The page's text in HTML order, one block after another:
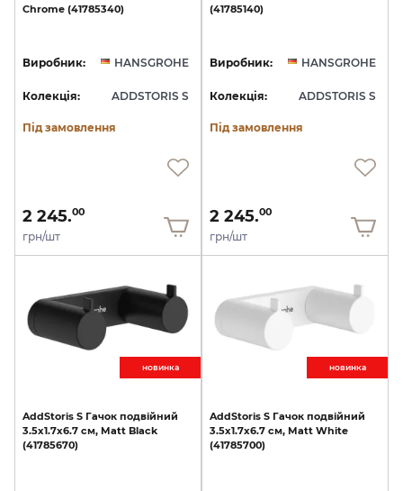
Chrome (41785340)
Виробник: HANSGROHE
Колекція: ADDSTORIS S
Під замовлення
2 245.00
грн/шт
(41785140)
Виробник: HANSGROHE
Колекція: ADDSTORIS S
Під замовлення
2 245.00
грн/шт
новинкa
AddStoris S Гачок подвійний
3.5х1.7x6.7 см, Matt Black
(41785670)
новинкa
AddStoris S Гачок подвійний
3.5х1.7x6.7 см, Matt White
(41785700)